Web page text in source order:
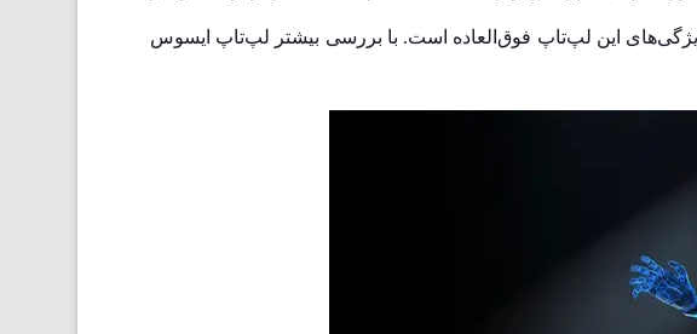
این لپ‌تاپ فوق‌العاده است. با بررسی بیشتر لپ‌تاپ ایسوس